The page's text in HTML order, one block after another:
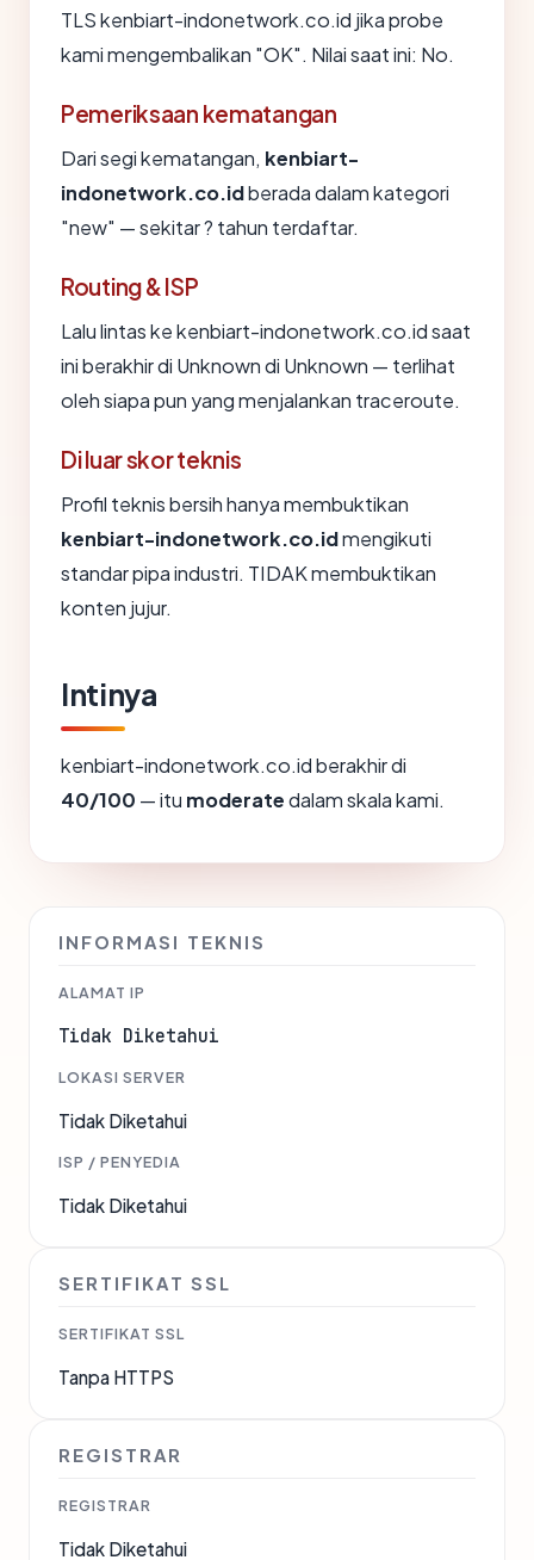
TLS kenbiart-indonetwork.co.id jika probe
kami mengembalikan "OK". Nilai saat ini: No.
Pemeriksaan kematangan
Dari segi kematangan, kenbiart-
indonetwork.co.idberada dalam kategori
"new" — sekitar ? tahun terdaftar.
Routing & ISP
Lalu lintas ke kenbiart-indonetwork.co.id saat
ini berakhir di Unknown di Unknown — terlihat
oleh siapa pun yang menjalankan traceroute.
Di luar skor teknis
Profil teknis bersih hanya membuktikan
kenbiart-indonetwork.co.idmengikuti
standar pipa industri. TIDAK membuktikan
konten jujur.
Intinya
kenbiart-indonetwork.co.id berakhir di
40/100 — itu moderatedalam skala kami.
INFORMASI TEKNIS
ALAMAT IP
Tidak Diketahui
LOKASI SERVER
Tidak Diketahui
ISP / PENYEDIA
Tidak Diketahui
SERTIFIKAT SSL
SERTIFIKAT SSL
Tanpa HTTPS
REGISTRAR
REGISTRAR
Tidak Diketahui